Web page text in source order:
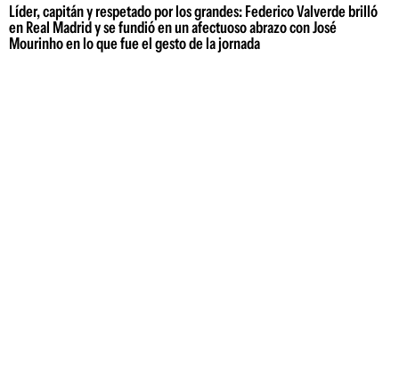
Líder, capitán y respetado por los grandes: Federico Valverde brilló
en Real Madrid y se fundió en un afectuoso abrazo con José
Mourinho en lo que fue el gesto de la jornada